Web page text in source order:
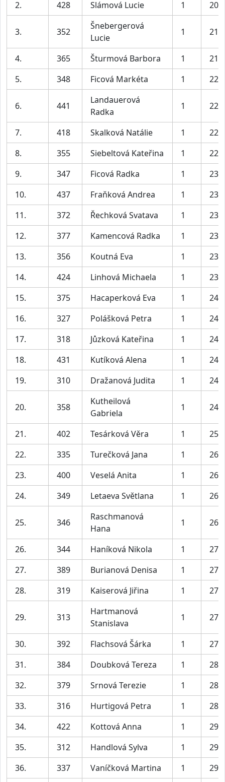
2. 428 Slámová Lucie 1
3. 352
Šnebergerová
Lucie
1
4. 365 Šturmová Barbora 1
5.
348 Ficová Markéta 1
6. 441
Landauerová
Radka
1
7. 418 Skalková Natálie 1
8.
355 Siebeltová Kateřina 1
9.
347 Ficová Radka 1
10.
437 Fraňková Andrea 1
11.
372 Řechková Svatava 1
12.
377 Kamencová Radka 1
13.
356 Koutná Eva 1
14.
424 Linhová Michaela 1
15.
375 Hacaperková Eva 1
16.
327 Polášková Petra 1
17.
318 Jůzková Kateřina 1
18.
431 Kutíková Alena 1
19.
310 Dražanová Judita 1
20. 358
Kutheilová
Gabriela
1
21. 402 Tesárková Věra 1
22.
335 Turečková Jana 1
23.
400 Veselá Anita 1
24.
349 Letaeva Světlana 1
25. 346
Raschmanová
Hana
1
26. 344 Haníková Nikola 1
27.
389 Burianová Denisa 1
28.
319 Kaiserová Jiřina 1
29. 313
Hartmanová
Stanislava
1
30. 392 Flachsová Šárka 1
31.
384 Doubková Tereza 1
32.
379 Srnová Terezie 1
33.
316 Hurtigová Petra 1
34.
422 Kottová Anna 1
35.
312 Handlová Sylva 1
36.
337 Vaníčková Martina 1